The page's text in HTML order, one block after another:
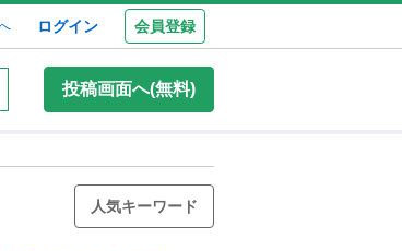
ログイン 会員登録
投稿画面へ(無料)
人気キーワード